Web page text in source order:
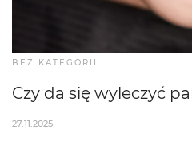
BEZ KATEGORII
Czy da się wyleczyć
27.11.2025